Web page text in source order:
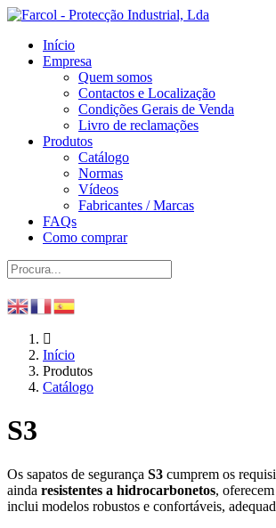
Início
Empresa
Quem somos
Contactos e Localização
Condições Gerais de Venda
Livro de reclamações
Produtos
Catálogo
Normas
Vídeos
Fabricantes / Marcas
FAQs
Como comprar
Início
Produtos
Catálogo
S3
Os sapatos de segurança S3 cumprem os
ainda resistentes a hidrocarbonetos, oferecem
inclui modelos robustos e confortáveis,